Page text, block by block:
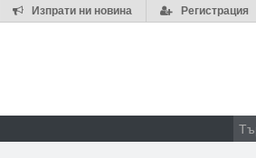
Регистрация
Изпрати ни новина